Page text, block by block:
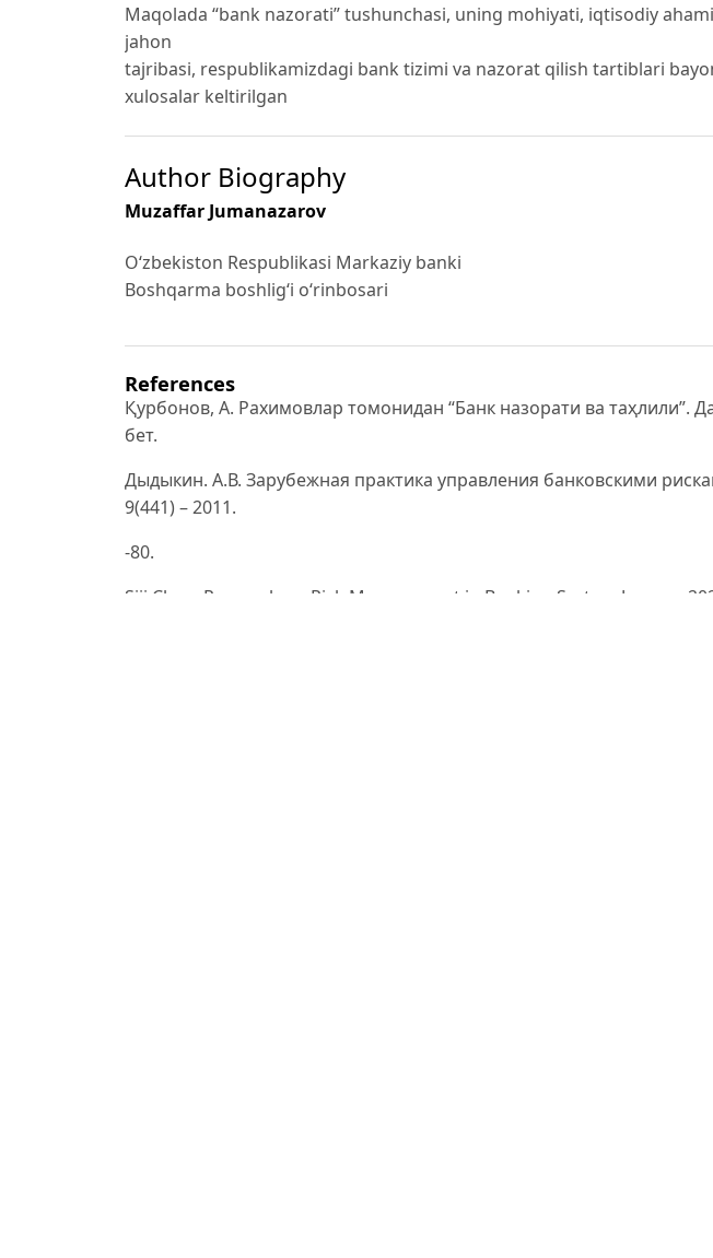
Maqolada “bank nazorati” tushunchasi, uning mohiyati, iqtisodiy
jahon
tajribasi, respublikamizdagi bank tizimi va nazorat qilish tartiblari
xulosalar keltirilgan
Author Biography
Muzaffar Jumanazarov
Oʻzbekiston Respublikasi Markaziy banki
Boshqarma boshligʻi oʻrinbosari
References
Қурбонов, А. Рахимовлар томонидан “Банк назорати ва таҳлили”.
бет.
Дыдыкин. А.В. Зарубежная практика управления банковскими
9(441) – 2011.
-80.
Siji Chen. Research on Risk Management in Banking System January